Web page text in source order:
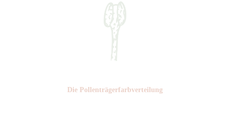
Die Pollen­trägerfarb­verteilung